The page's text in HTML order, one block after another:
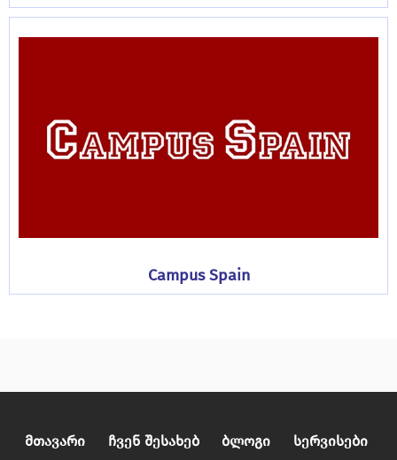
Campus Spain
Მთავარი Ჩვენ Შესახებ Ბლოგი Სერვისები